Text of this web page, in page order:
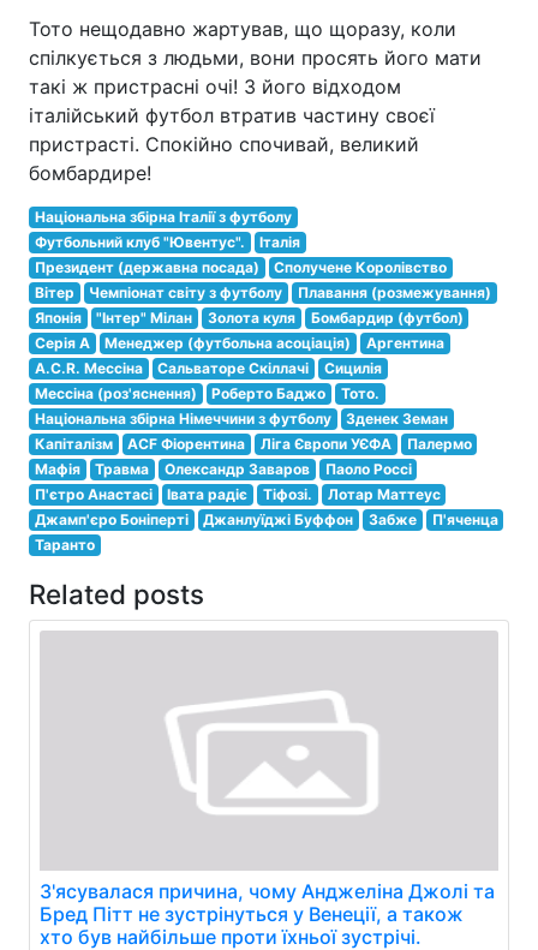
Тото нещодавно жартував, що щоразу, коли
спілкується з людьми, вони просять його мати
такі ж пристрасні очі! З його відходом
італійський футбол втратив частину своєї
пристрасті. Спокійно спочивай, великий
бомбардире!
Національна збірна Італії з футболу
Футбольний клуб "Ювентус".
Італія
Президент (державна посада)
Сполучене Королівство
Вітер
Чемпіонат світу з футболу
Плавання (розмежування)
Японія
"Інтер" Мілан Золота куля
Бомбардир (футбол)
Серія A
Менеджер (футбольна асоціація)
Аргентина
A.C.R. Мессіна
Сальваторе Скіллачі
Сицилія
Мессіна (роз'яснення)
Роберто Баджо
Тото.
Національна збірна Німеччини з футболу
Зденек Земан
Капіталізм
ACF Фіорентина Ліга Європи УЄФА
Палермо
Мафія
Травма Олександр Заваров
Паоло Россі
П'єтро Анастасі
Івата радіє Тіфозі.
Лотар Маттеус
Джамп'єро Боніперті
Джанлуїджі Буффон Забже
П'яченца
Таранто
Related posts
З'ясувалася причина, чому Анджеліна Джолі та
Бред Пітт не зустрінуться у Венеції, а також
хто був найбільше проти їхньої зустрічі.